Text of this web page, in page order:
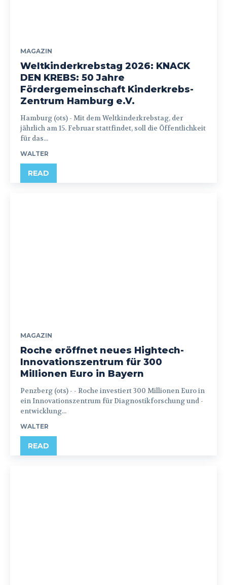
MAGAZIN
Weltkinderkrebstag 2026: KNACK
DEN KREBS: 50 Jahre
Fördergemeinschaft Kinderkrebs-
Zentrum Hamburg e.V.
Hamburg (ots) - Mit dem Weltkinderkrebstag, der
jährlich am 15. Februar stattfindet, soll die Öffentlichkeit
für das...
WALTER
READ
MAGAZIN
Roche eröffnet neues Hightech-
Innovationszentrum für 300
Millionen Euro in Bayern
Penzberg (ots) - - Roche investiert 300 Millionen Euro in
ein Innovationszentrum für Diagnostikforschung und -
entwicklung...
WALTER
READ